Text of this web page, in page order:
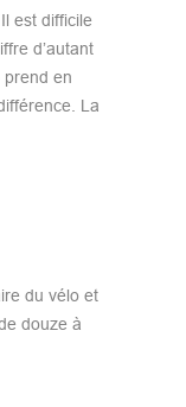
est difficile
d’autant
prend en
La
du vélo et
douze à